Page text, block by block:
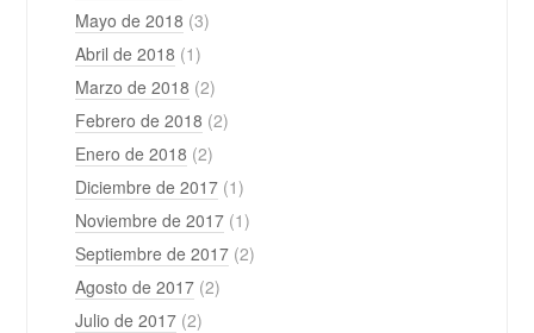
Mayo de 2018 (3)
Abril de 2018 (1)
Marzo de 2018 (2)
Febrero de 2018 (2)
Enero de 2018 (2)
Diciembre de 2017 (1)
Noviembre de 2017 (1)
Septiembre de 2017 (2)
Agosto de 2017 (2)
Julio de 2017 (2)